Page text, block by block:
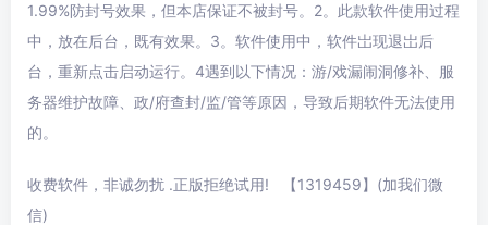
1.99%防封号效果，但本店保证不被封号。2。此款软件使用过程
中，放在后台，既有效果。3。软件使用中，软件岀现退岀后
台，重新点击启动运行。4遇到以下情况：游/戏漏闹洞修补、服
务器维护故障、政/府查封/监/管等原因，导致后期软件无法使用
的。
收费软件，非诚勿扰 .正版拒绝试用! 【1319459】(加我们微
信)